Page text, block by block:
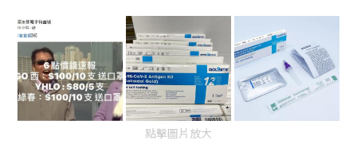
點擊圖片放大